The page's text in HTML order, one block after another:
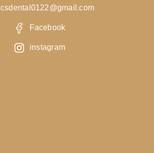
csdental0122@gmail.com
Facebook
instagram